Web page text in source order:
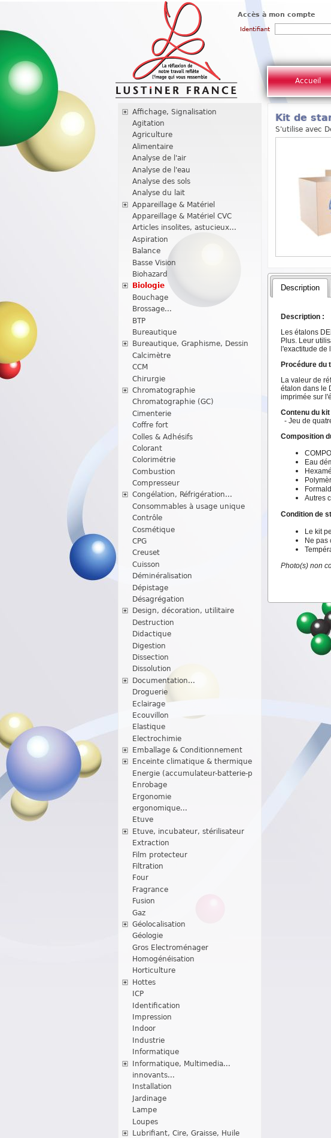
Accès à mon compte
Identifiant
Accueil
Affichage, Signalisation
Agitation
Agriculture
Alimentaire
Analyse de l'air
Analyse de l'eau
Analyse des sols
Analyse du lait
Appareillage & Matériel
Appareillage & Matériel CVC
Articles insolites, astucieux...
Aspiration
Balance
Basse Vision
Biohazard
Biologie
Bouchage
Brossage...
BTP
Bureautique
Bureautique, Graphisme, Dessin
Calcimètre
CCM
Chirurgie
Chromatographie
Chromatographie (GC)
Cimenterie
Coffre fort
Colles & Adhésifs
Colorant
Colorimétrie
Combustion
Compresseur
Congélation, Réfrigération...
Consommables à usage unique
Contrôle
Cosmétique
CPG
Creuset
Cuisson
Déminéralisation
Dépistage
Désagrégation
Design, décoration, utilitaire
Destruction
Didactique
Digestion
Dissection
Dissolution
Documentation...
Droguerie
Eclairage
Ecouvillon
Elastique
Electrochimie
Emballage & Conditionnement
Enceinte climatique & thermique
Energie (accumulateur-batterie-p
Enrobage
Ergonomie
ergonomique...
Etuve
Etuve, incubateur, stérilisateur
Extraction
Film protecteur
Filtration
Four
Fragrance
Fusion
Gaz
Géolocalisation
Géologie
Gros Electroménager
Homogénéisation
Horticulture
Hottes
ICP
Identification
Impression
Indoor
Industrie
Informatique
Informatique, Multimedia...
innovants...
Installation
Jardinage
Lampe
Loupes
Lubrifiant, Cire, Graisse, Huile
Kit de
S'utilise avec
Description
Description :
Les étalons
Plus. Leur
l'exactitude
Procédure du
La valeur de
étalon dans le
imprimée sur
Contenu du kit
- Jeu de
Composition
Eau
Autres
Condition de
Le kit
Ne pas
Photo(s) non